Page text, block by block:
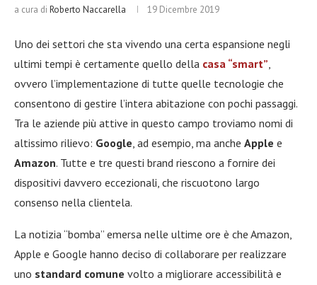
a cura di Roberto Naccarella 19 Dicembre 2019
Uno dei settori che sta vivendo una certa espansione negli
ultimi tempi è certamente quello della casa “smart”
ovvero l’implementazione di tutte quelle tecnologie che
consentono di gestire l’intera abitazione con pochi passaggi.
Tra le aziende più attive in questo campo troviamo nomi di
altissimo rilievo: Google , ad esempio, ma anche Apple e
Amazon. Tutte e tre questi brand riescono a fornire dei
dispositivi davvero eccezionali, che riscuotono largo
consenso nella clientela.
La notizia “bomba” emersa nelle ultime ore è che Amazon,
Apple e Google hanno deciso di collaborare per realizzare
uno standard comune volto a migliorare accessibilità e